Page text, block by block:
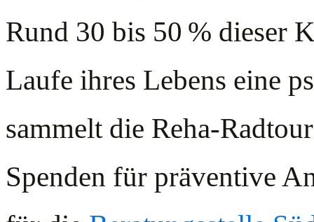
Rund 30 bis 50 % dieser
Laufe ihres Lebens eine
sammelt die Reha-
Spenden für präventive